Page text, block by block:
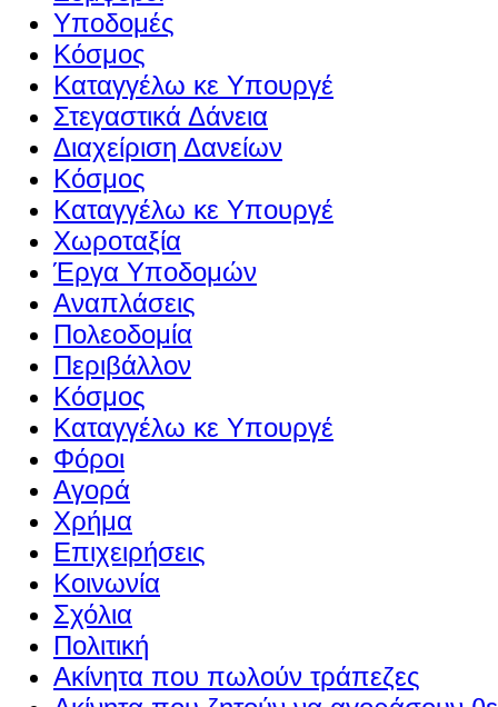
Υποδομές
Κόσμος
Καταγγέλω κε Υπουργέ
Στεγαστικά Δάνεια
Διαχείριση Δανείων
Κόσμος
Καταγγέλω κε Υπουργέ
Χωροταξία
Έργα Υποδομών
Αναπλάσεις
Πολεοδομία
Περιβάλλον
Κόσμος
Καταγγέλω κε Υπουργέ
Φόροι
Αγορά
Χρήμα
Επιχειρήσεις
Κοινωνία
Σχόλια
Πολιτική
Ακίνητα που πωλούν τράπεζες